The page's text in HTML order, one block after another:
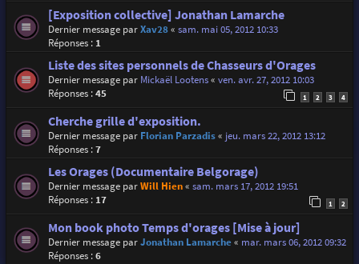
[Exposition collective] Jonathan Lamarche
Dernier message parXav28« sam. mai 05, 2012 10:33
Réponses : 1
Liste des sites personnels de Chasseurs d'Orages
Dernier message par Mickaël Lootens« ven. avr. 27, 2012 10:03
Réponses :45 1 2 3 4
Cherche grille d'exposition.
Dernier message par Florian Parzadis« jeu. mars 22, 2012 13:12
Réponses :7
Les Orages (Documentaire Belgorage)
Dernier message parWill Hien« sam. mars 17, 2012 19:51
Réponses : 17 1 2
Mon book photo Temps d'orages [Mise à jour]
Dernier message parJonathan Lamarche« mar. mars 06, 2012 09:32
Réponses :6